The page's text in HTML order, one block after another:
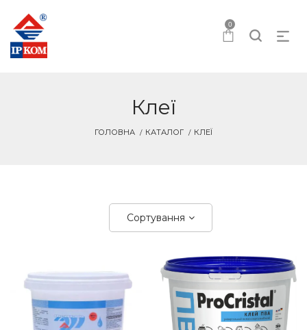
0
Клеї
ГОЛОВНА КАТАЛОГ КЛЕЇ
Сортування